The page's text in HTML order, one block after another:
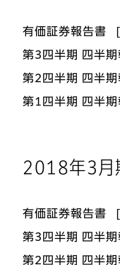
有価証券報告書
第3四半期 四半期
第2四半期 四半期
第1四半期 四半期
2018年3月
有価証券報告書
第3四半期 四半期
第2四半期 四半期